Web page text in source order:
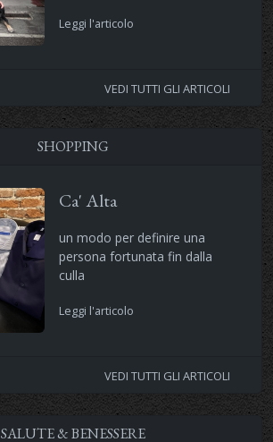
Leggi l'articolo
VEDI TUTTI GLI ARTICOLI
SHOPPING
Ca' Alta
un modo per definire una
persona fortunata fin dalla
culla
Leggi l'articolo
VEDI TUTTI GLI ARTICOLI
SALUTE & BENESSERE